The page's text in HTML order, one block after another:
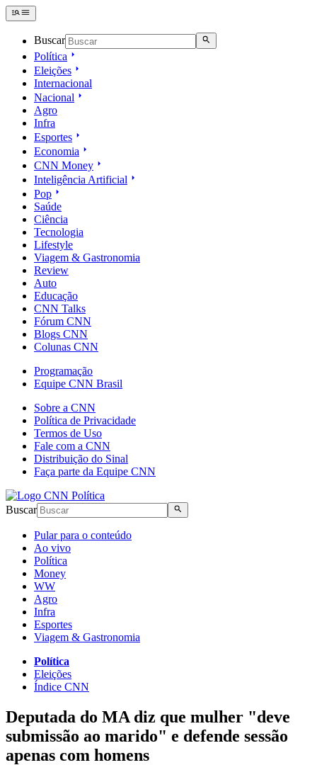
Buscar
Política
Eleições
Internacional
Nacional
Agro
Infra
Esportes
Economia
CNN Money
Inteligência Artificial
Pop
Saúde
Ciência
Tecnologia
Lifestyle
Viagem & Gastronomia
Review
Auto
Educação
CNN Talks
Fórum CNN
Blogs CNN
Colunas CNN
Programação
Equipe CNN Brasil
Sobre a CNN
Política de Privacidade
Termos de Uso
Fale com a CNN
Distribuição do Sinal
Faça parte da Equipe CNN
Buscar
Pular para o conteúdo
Ao vivo
Política
Money
WW
Agro
Infra
Esportes
Viagem & Gastronomia
Política
Eleições
Índice CNN
Deputada do MA diz que mulher "deve
submissão ao marido" e defende sessão
apenas com homens